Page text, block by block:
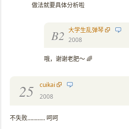
做法就要具体分析啦
B2 大学生乱弹琴
2008
哦，谢谢老肥～ 🌈
25
cuikai
2008
不失败………… 呵呵